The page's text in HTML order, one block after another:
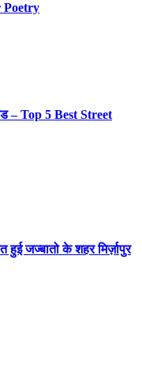
Poetry
– Top 5 Best Street
जज्बातो के शहर मिर्ज़ापुर